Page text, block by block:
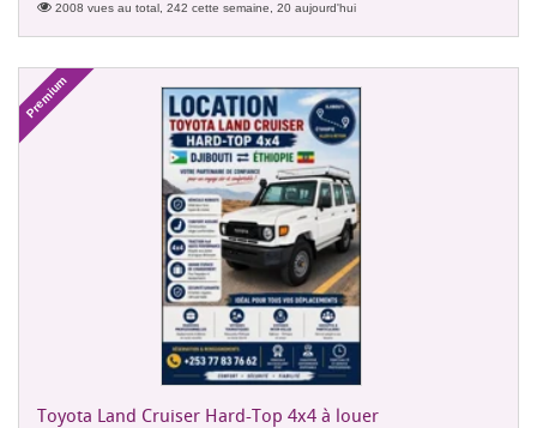
2008 vues au total, 242 cette semaine, 20 aujourd'hui
Premium
Toyota Land Cruiser Hard-Top 4x4 à louer